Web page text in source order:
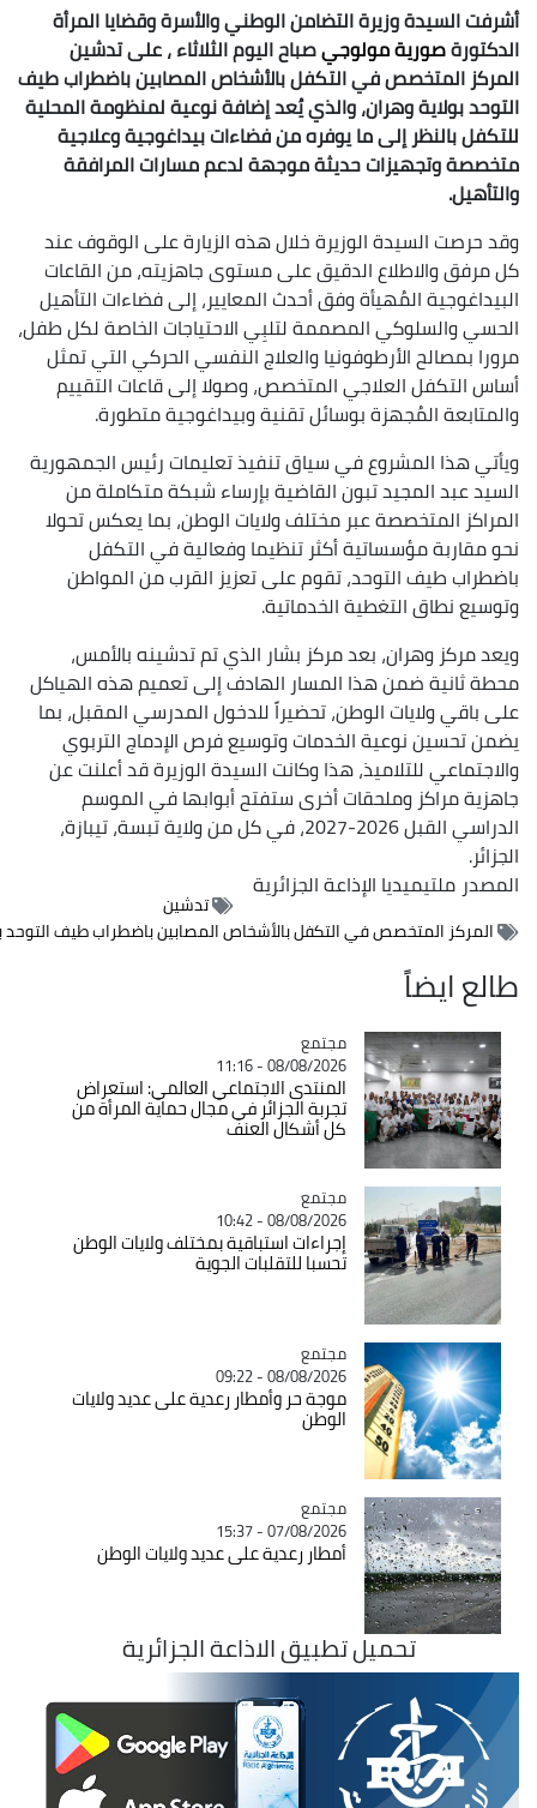
السيدة وزيرة التضامن الوطني والأسرة وقضايا المرأة
صورية مولوجيصباح اليوم الثلاثاء ، على تدشين
المتخصص في التكفل بالأشخاص المصابين باضطراب طيف
بولاية وهران، والذي يُعد إضافة نوعية لمنظومة المحلية
بالنظر إلى ما يوفره من فضاءات بيداغوجية وعلاجية
وتجهيزات حديثة موجهة لدعم مسارات المرافقة
السيدة الوزيرة خلال هذه الزيارة على الوقوف عند
والاطلاع الدقيق على مستوى جاهزيته، من القاعات
المُهيأة وفق أحدث المعايير، إلى فضاءات التأهيل
والسلوكي المصممة لتلبِي الاحتياجات الخاصة لكل طفل،
بمصالح الأرطوفونيا والعلاج النفسي الحركي التي تمثل
العلاجي المتخصص، وصولا إلى قاعات التقييم
المُجهزة بوسائل تقنية وبيداغوجية متطورة.
هذا المشروع في سياق تنفيذ تعليمات رئيس الجمهورية
عبد المجيد تبون القاضية بإرساء شبكة متكاملة من
المتخصصة عبر مختلف ولايات الوطن، بما يعكس تحولا
مؤسساتية أكثر تنظيما وفعالية في التكفل
طيف التوحد، تقوم على تعزيز القرب من المواطن
نطاق التغطية الخدماتية.
وهران، بعد مركز بشار الذي تم تدشينه بالأمس،
ضمن هذا المسار الهادف إلى تعميم هذه الهياكل
ولايات الوطن، تحضيراً للدخول المدرسي المقبل، بما
نوعية الخدمات وتوسيع فرص الإدماج التربوي
للتلاميذ، هذا وكانت السيدة الوزيرة قد أعلنت عن
مراكز وملحقات أخرى ستفتح أبوابها في الموسم
الدراسي القبل 2026-2027، في كل من ولاية تبسة، تيبازة،
ملتيميديا الإذاعة الجزائرية
تدشين
المتخصص في التكفل بالأشخاص المصابين باضطراب طيف التوحد بولاية
ايضاً
Catégorie
مجتمع
08/08/2026 - 11:16
المنتدى الاجتماعي العالمي: استعراض
تجربة الجزائر في مجال حماية المرأة من
كل أشكال العنف
Catégorie
مجتمع
08/08/2026 - 10:42
إجراءات استباقية بمختلف ولايات الوطن
تحسبا للتقلبات الجوية
Catégorie
مجتمع
08/08/2026 - 09:22
موجة حر وأمطار رعدية على عديد ولايات
الوطن
Catégorie
مجتمع
07/08/2026 - 15:37
أمطار رعدية على عديد ولايات الوطن
تحميل تطبيق الاذاعة الجزائرية